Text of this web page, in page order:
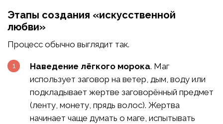
Этапы создания «искусственной
любви»
Процесс обычно выглядит так.
Наведение лёгкого морока. Маг
использует заговор на ветер, дым, воду или
подкладывает жертве заговорённый предмет
(ленту, монету, прядь волос). Жертва
начинает чаще думать о маге, испытывать